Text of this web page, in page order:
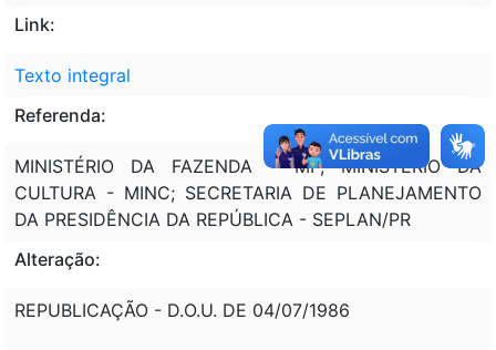
Link:
Texto integral
Referenda:
MINISTÉRIO DA FAZENDA - MF; MINISTÉRIO DA
CULTURA - MINC; SECRETARIA DE PLANEJAMENTO
DA PRESIDÊNCIA DA REPÚBLICA - SEPLAN/PR
Alteração:
REPUBLICAÇÃO - D.O.U. DE 04/07/1986